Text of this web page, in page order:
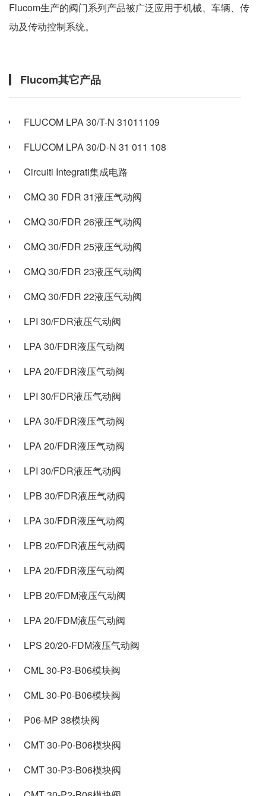
Flucom生产的阀门系列产品被广泛应用于机械、车辆、传
动及传动控制系统。
Flucom其它产品
FLUCOM LPA 30/T-N 31011109
FLUCOM LPA 30/D-N 31 011 108
Circuiti Integrati集成电路
CMQ 30 FDR 31液压气动阀
CMQ 30/FDR 26液压气动阀
CMQ 30/FDR 25液压气动阀
CMQ 30/FDR 23液压气动阀
CMQ 30/FDR 22液压气动阀
LPI 30/FDR液压气动阀
LPA 30/FDR液压气动阀
LPA 20/FDR液压气动阀
LPI 30/FDR液压气动阀
LPA 30/FDR液压气动阀
LPA 20/FDR液压气动阀
LPI 30/FDR液压气动阀
LPB 30/FDR液压气动阀
LPA 30/FDR液压气动阀
LPB 20/FDR液压气动阀
LPA 20/FDR液压气动阀
LPB 20/FDM液压气动阀
LPA 20/FDM液压气动阀
LPS 20/20-FDM液压气动阀
CML 30-P3-B06模块阀
CML 30-P0-B06模块阀
P06-MP 38模块阀
CMT 30-P0-B06模块阀
CMT 30-P3-B06模块阀